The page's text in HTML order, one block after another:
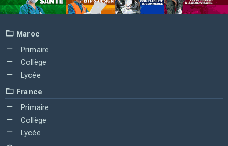
Maroc
Primaire
Collège
Lycée
France
Primaire
Collège
Lycée